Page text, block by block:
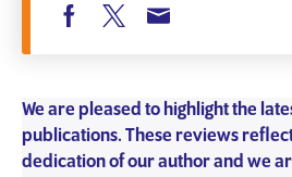
We are pleased to highlight the
publications. These reviews
dedication of our author and we